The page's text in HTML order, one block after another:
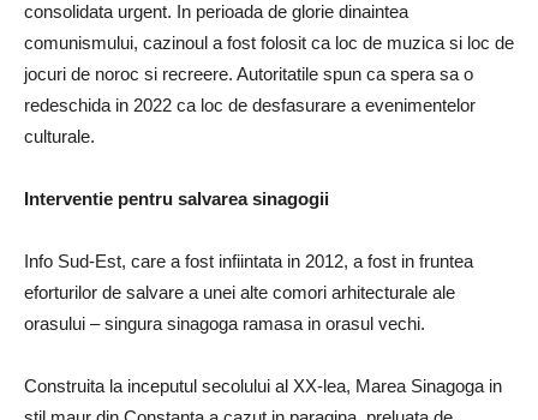
consolidata urgent. In perioada de glorie dinaintea
comunismului, cazinoul a fost folosit ca loc de muzica si loc de
jocuri de noroc si recreere. Autoritatile spun ca spera sa o
redeschida in 2022 ca loc de desfasurare a evenimentelor
culturale.
Interventie pentru salvarea sinagogii
Info Sud-Est, care a fost infiintata in 2012, a fost in fruntea
eforturilor de salvare a unei alte comori arhitecturale ale
orasului – singura sinagoga ramasa in orasul vechi.
Construita la inceputul secolului al XX-lea, Marea Sinagoga in